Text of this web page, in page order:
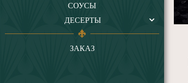
СОУСЫ
ДЕСЕРТЫ
ЗАКАЗ